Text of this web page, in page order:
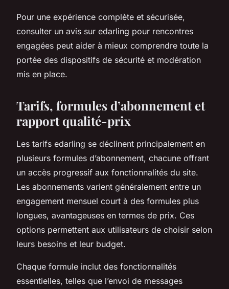
Pour une expérience complète et sécurisée,
consulter un avis sur edarling pour rencontres
engagées peut aider à mieux comprendre toute la
portée des dispositifs de sécurité et modération
mis en place.
Tarifs, formules d’abonnement et
rapport qualité-prix
Les tarifs edarling se déclinent principalement en
plusieurs formules d’abonnement, chacune offrant
un accès progressif aux fonctionnalités du site.
Les abonnements varient généralement entre un
engagement mensuel court à des formules plus
longues, avantageuses en termes de prix. Ces
options permettent aux utilisateurs de choisir selon
leurs besoins et leur budget.
Chaque formule inclut des fonctionnalités
essentielles, telles que l’envoi de messages